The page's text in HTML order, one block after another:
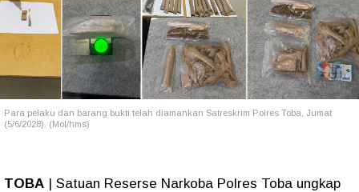
Para pelaku dan barang bukti telah diamankan Satreskrim Polres Toba, Jumat
(5/6/2028). (Mol/hms)
TOBA | Satuan Reserse Narkoba Polres Toba ungkap